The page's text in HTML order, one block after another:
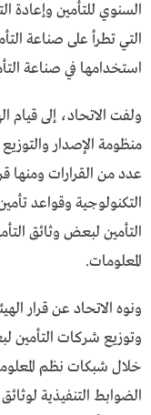
السنوي للتأمين وإعادة
التي تطرأ على صناعة
استخدامها في صناعة
ولفت الاتحاد، إلى قيام
منظومة الإصدار
التكنولوجية وقواعد
التأمين لبعض وثائق
المعلومات.
وتوزيع شركات التأمين
الضوابط التنفيذية